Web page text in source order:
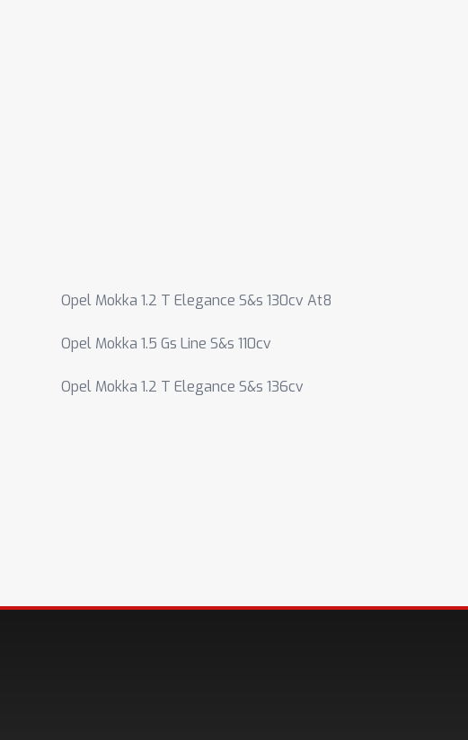
Opel Mokka 1.2 T Elegance S&s 130cv At8
Opel Mokka 1.5 Gs Line S&s 110cv
Opel Mokka 1.2 T Elegance S&s 136cv